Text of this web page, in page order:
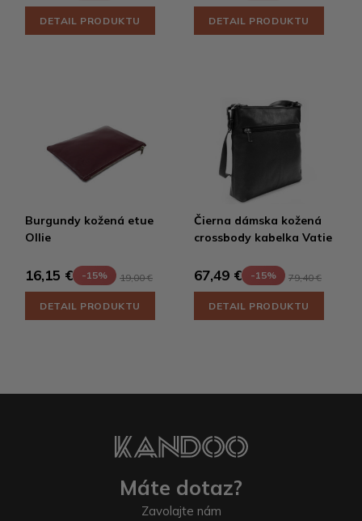
DETAIL PRODUKTU DETAIL PRODUKTU
Burgundy kožená etue
Ollie
16,15 € -15% 19,00 €
DETAIL PRODUKTU
Čierna dámska kožená
crossbody kabelka Vatie
67,49 € -15% 79,40 €
DETAIL PRODUKTU
Máte dotaz?
Zavolajte nám